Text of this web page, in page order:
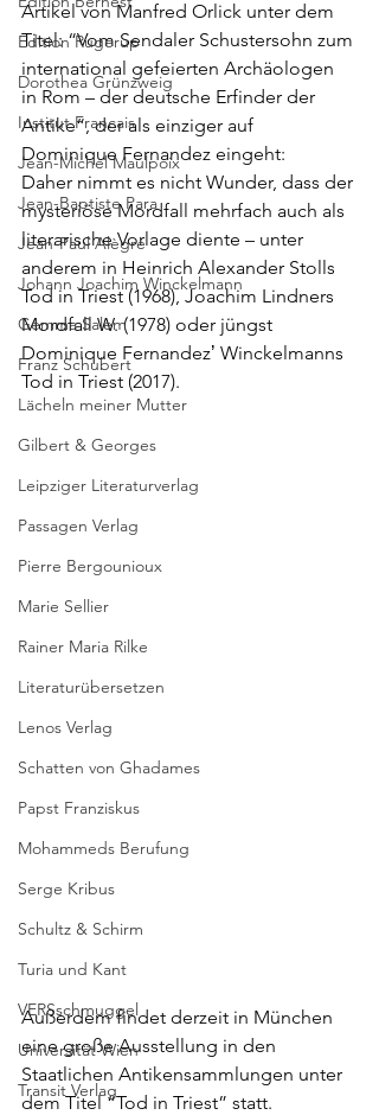
Edition Rugerup
Dorothea Grünzweig
Institut Francais
Jean-Michel Maulpoix
Jean-Baptiste Para
Jean-Paul Alègre
Johann Joachim Winckelmann
Gemma Salem
Franz Schubert
Lächeln meiner Mutter
Gilbert & Georges
Leipziger Literaturverlag
Passagen Verlag
Pierre Bergounioux
Marie Sellier
Rainer Maria Rilke
Literaturübersetzen
Lenos Verlag
Schatten von Ghadames
Papst Franziskus
Mohammeds Berufung
Serge Kribus
Schultz & Schirm
Turia und Kant
VERSschmuggel
Universität Wien
Transit Verlag
Artikel von Manfred Orlick unter dem
Titel: “Vom Sendaler Schustersohn zum
international gefeierten Archäologen
in Rom – der deutsche Erfinder der
Antike“, der als einziger auf
Dominique Fernandez eingeht:
Daher nimmt es nicht Wunder, dass der
mysteriöse Mordfall mehrfach auch als
literarische Vorlage diente – unter
anderem in Heinrich Alexander Stolls
Tod in Triest (1968), Joachim Lindners
Mordfall W. (1978) oder jüngst
Dominique Fernandezʼ Winckelmanns
Tod in Triest (2017).
Außerdem findet derzeit in München
eine große Ausstellung in den
Staatlichen Antikensammlungen unter
dem Titel “Tod in Triest” statt.